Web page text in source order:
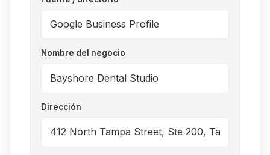
Nombre del negocio
Dirección